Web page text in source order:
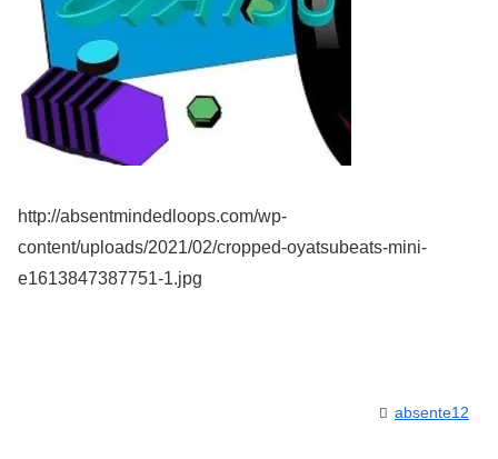
http://absentmindedloops.com/wp-
content/uploads/2021/02/cropped-oyatsubeats-mini-
e1613847387751-1.jpg
absente12